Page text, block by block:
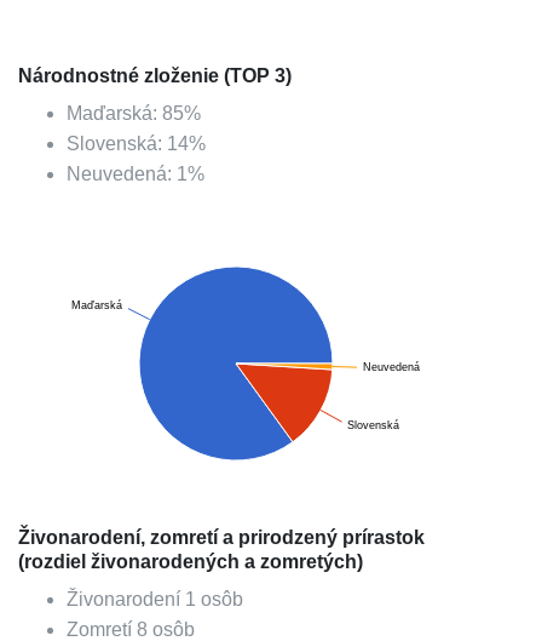
Národnostné zloženie (TOP 3)
Maďarská: 85%
Slovenská: 14%
Neuvedená: 1%
Maďarská
Slovenská
Neuvedená
Živonarodení, zomretí a prirodzený prírastok
(rozdiel živonarodených a zomretých)
Živonarodení 1 osôb
Zomretí 8 osôb